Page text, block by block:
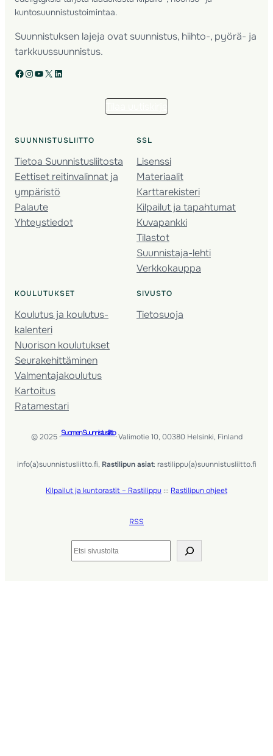
kuntosuunnistustoimintaa.
Suunnistuksen lajeja ovat suunnistus, hiihto-, pyörä- ja
tarkkuussuunnistus.
Facebook Instagram YouTube X LinkedIn
SUUNNISTUSLIITTO
Tietoa Suunnistusliitosta
Eettiset reitinvalinnat ja
ympäristö
Palaute
Yhteystiedot
SSL
Lisenssi
Materiaalit
Karttarekisteri
Kilpailut ja tapahtumat
Kuvapankki
Tilastot
Suunnistaja-lehti
Verkkokauppa
KOULUTUKSET
Koulutus ja koulutus­
kalenteri
Nuorison koulutukset
Seura­kehittäminen
Valmentaja­koulutus
Kartoitus
Ratamestari
SIVUSTO
Tietosuoja
© 2025 ·Suomen Suunnistusliitto· Valimotie 10, 00380 Helsinki, Finland
info(a)suunnistusliitto.fi, Rastilipun asiat: rastilippu(a)suunnistusliitto.fi
Kilpailut ja kuntorastit – Rastilippu ::: Rastilipun ohjeet
RSS
Etsi